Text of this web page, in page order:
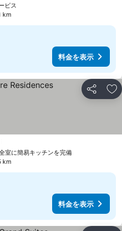
ビス
km
料金を表示
シェア お
室に簡易キッチンを完備
km
料金を表示